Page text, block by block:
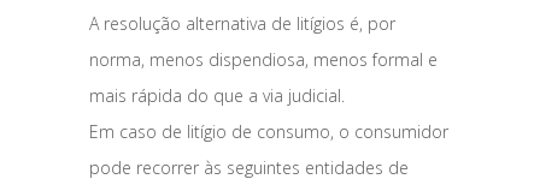
A resolução alternativa de litígios é, por
norma, menos dispendiosa, menos formal e
mais rápida do que a via judicial.
Em caso de litígio de consumo, o consumidor
pode recorrer às seguintes entidades de